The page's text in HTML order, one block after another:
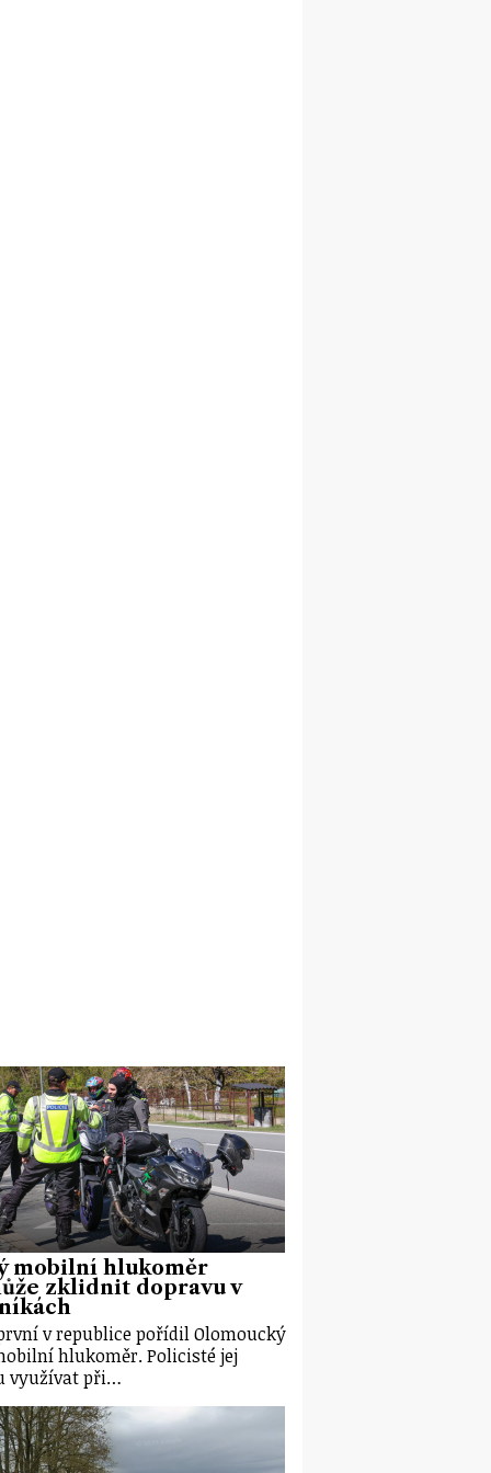
mobilní hlukoměr
zklidnit dopravu v
v republice pořídil Olomoucký
hlukoměr. Policisté jej
využívat při…